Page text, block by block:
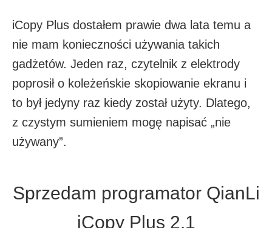
iCopy Plus dostałem prawie dwa lata temu a
nie mam konieczności używania takich
gadżetów. Jeden raz, czytelnik z elektrody
poprosił o koleżeńskie skopiowanie ekranu i
to był jedyny raz kiedy został użyty. Dlatego,
z czystym sumieniem mogę napisać „nie
używany”.
Sprzedam programator QianLi
iCopy Plus 2.1